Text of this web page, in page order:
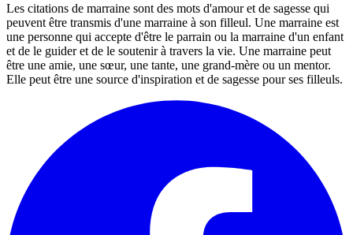
Les citations de marraine sont des mots d'amour et de sagesse qui
peuvent être transmis d'une marraine à son filleul. Une marraine est
une personne qui accepte d'être le parrain ou la marraine d'un enfant
et de le guider et de le soutenir à travers la vie. Une marraine peut
être une amie, une sœur, une tante, une grand-mère ou un mentor.
Elle peut être une source d'inspiration et de sagesse pour ses filleuls.